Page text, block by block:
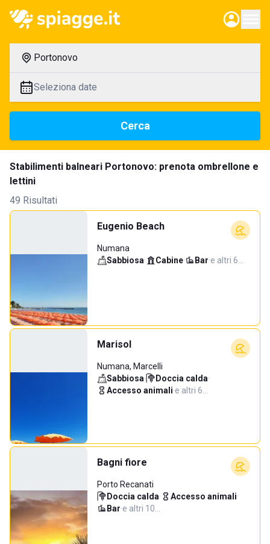
Portonovo
Seleziona date
Cerca
Stabilimenti balneari Portonovo: prenota ombrellone e
lettini
49 Risultati
Eugenio Beach
Numana
Sabbiosa· Cabine· Bar·e altri 6…
Marisol
Numana, Marcelli
Sabbiosa· Doccia calda·
Accesso animali·e altri 6…
Bagni fiore
Porto Recanati
Doccia calda· Accesso animali·
Bar·e altri 10…